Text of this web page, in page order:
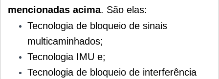
mencionadas acima. São elas:
Tecnologia de bloqueio de sinais
multicaminhados;
Tecnologia IMU e;
Tecnologia de bloqueio de interferência